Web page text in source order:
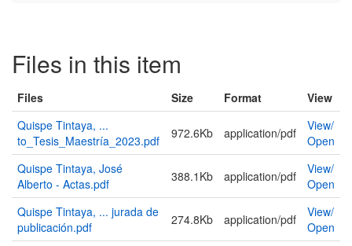
Files in this item
Files Size Format
View
Quispe Tintaya, ...
to_Tesis_Maestría_2023.pdf
972.6Kb application/pdf
View/
Open
Quispe Tintaya, José
Alberto - Actas.pdf
388.1Kb application/pdf
View/
Open
Quispe Tintaya, ... jurada de
publicación.pdf
274.8Kb application/pdf
View/
Open